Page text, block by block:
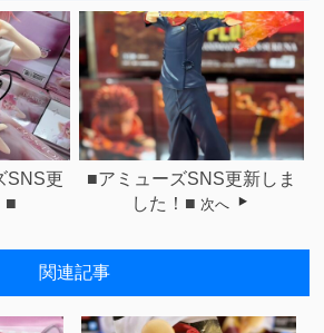
SNS更
■
■アミューズSNS更新しま
した！■ 次へ
関連記事